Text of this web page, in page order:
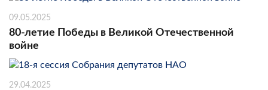
09.05.2025
80-летие Победы в Великой Отечественной
войне
29.04.2025